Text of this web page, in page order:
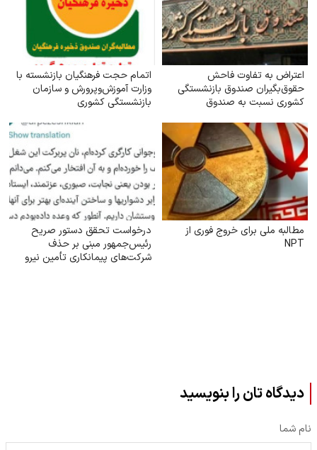
اعتراض به تفاوت فاحش
حقوق‌بگیران صندوق بازنشستگی
کشوری نسبت به صندوق
اتمام حجت فرهنگیان بازنشسته با
وزارت آموزش‌وپرورش و سازمان
بازنشستگی کشوری
مطالبه ملی برای خروج فوری از
NPT
درخواست تحقق دستور صریح
رئیس‌جمهور مبنی بر حذف
شرکت‌های پیمانکاری تأمین نیرو
دیدگاه تان را بنویسید
نام شما